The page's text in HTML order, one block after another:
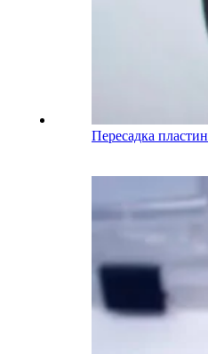
Пересадка пластин